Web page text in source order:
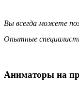
Вы всегда можете
Опытные
Аниматоры на